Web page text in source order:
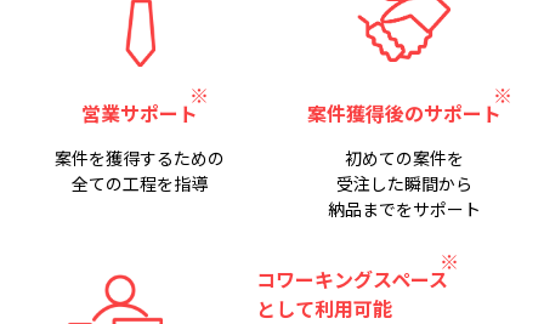
営業サポート
案件を獲得するための
全ての工程を指導
案件獲得後のサポート
初めての案件を
受注した瞬間から
納品までをサポート
コワーキングスペース
として利用可能